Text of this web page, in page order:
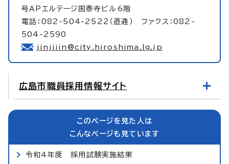
号APエルテージ国泰寺ビル6階
電話：082-504-2522（直通） ファクス：082-
504-2590
jinjiiin@city.hiroshima.lg.jp
広島市職員採用情報サイト
このページを見た人は
こんなページも見ています
令和4年度 採用試験実施結果